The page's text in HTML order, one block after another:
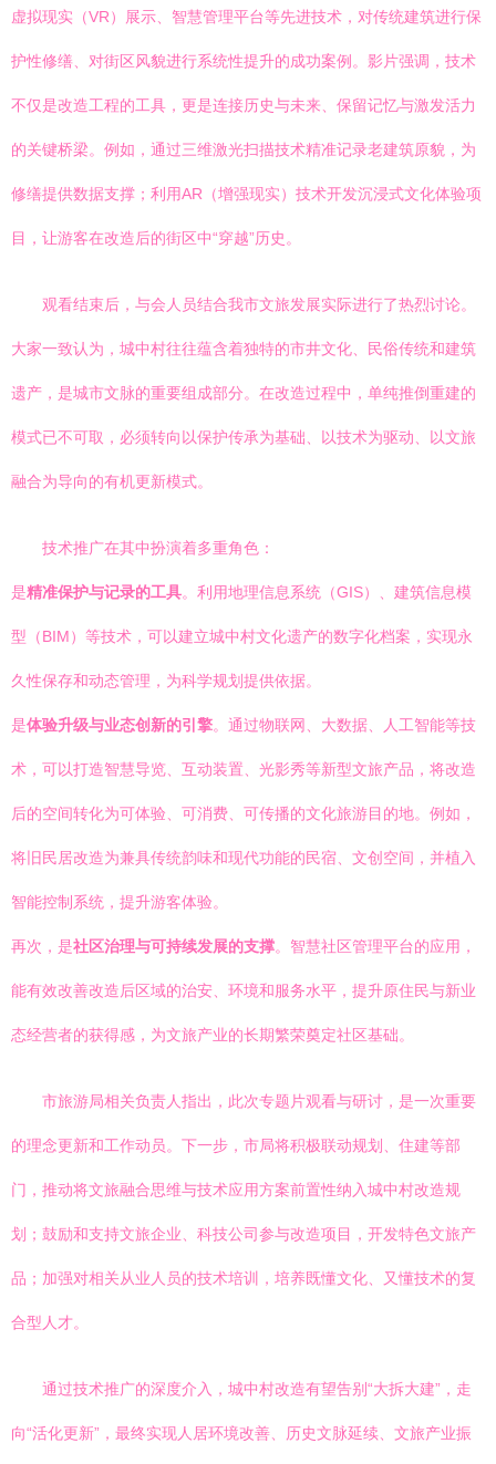
虚拟现实（VR）展示、智慧管理平台等先进技术，对传统建筑进行保
护性修缮、对街区风貌进行系统性提升的成功案例。影片强调，技术
不仅是改造工程的工具，更是连接历史与未来、保留记忆与激发活力
的关键桥梁。例如，通过三维激光扫描技术精准记录老建筑原貌，为
修缮提供数据支撑；利用AR（增强现实）技术开发沉浸式文化体验项
目，让游客在改造后的街区中“穿越”历史。
观看结束后，与会人员结合我市文旅发展实际进行了热烈讨论。
大家一致认为，城中村往往蕴含着独特的市井文化、民俗传统和建筑
遗产，是城市文脉的重要组成部分。在改造过程中，单纯推倒重建的
模式已不可取，必须转向以保护传承为基础、以技术为驱动、以文旅
融合为导向的有机更新模式。
技术推广在其中扮演着多重角色：
是精准保护与记录的工具。利用地理信息系统（GIS）、建筑信息模
型（BIM）等技术，可以建立城中村文化遗产的数字化档案，实现永
久性保存和动态管理，为科学规划提供依据。
是体验升级与业态创新的引擎。通过物联网、大数据、人工智能等技
术，可以打造智慧导览、互动装置、光影秀等新型文旅产品，将改造
后的空间转化为可体验、可消费、可传播的文化旅游目的地。例如，
将旧民居改造为兼具传统韵味和现代功能的民宿、文创空间，并植入
智能控制系统，提升游客体验。
再次，是社区治理与可持续发展的支撑。智慧社区管理平台的应用，
能有效改善改造后区域的治安、环境和服务水平，提升原住民与新业
态经营者的获得感，为文旅产业的长期繁荣奠定社区基础。
市旅游局相关负责人指出，此次专题片观看与研讨，是一次重要
的理念更新和工作动员。下一步，市局将积极联动规划、住建等部
门，推动将文旅融合思维与技术应用方案前置性纳入城中村改造规
划；鼓励和支持文旅企业、科技公司参与改造项目，开发特色文旅产
品；加强对相关从业人员的技术培训，培养既懂文化、又懂技术的复
合型人才。
通过技术推广的深度介入，城中村改造有望告别“大拆大建”，走
向“活化更新”，最终实现人居环境改善、历史文脉延续、文旅产业振